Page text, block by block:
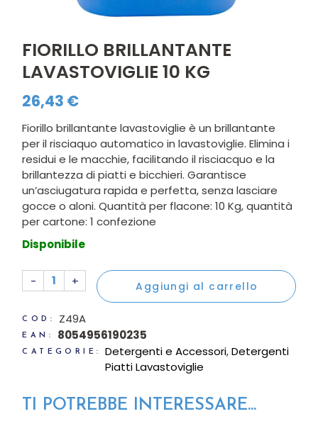
FIORILLO BRILLANTANTE
LAVASTOVIGLIE 10 KG
26,43 €
Fiorillo brillantante lavastoviglie è un brillantante
per il risciaquo automatico in lavastoviglie. Elimina i
residui e le macchie, facilitando il risciacquo e la
brillantezza di piatti e bicchieri. Garantisce
un’asciugatura rapida e perfetta, senza lasciare
gocce o aloni. Quantità per flacone: 10 Kg, quantità
per cartone: 1 confezione
Disponibile
Fiorillo brillantante lavastoviglie 10 kg quantity
- + Aggiungi al carrello
COD: Z49A
EAN: 8054956190235
CATEGORIE: Detergenti e Accessori,Detergenti
Piatti Lavastoviglie
TI POTREBBE INTERESSARE...